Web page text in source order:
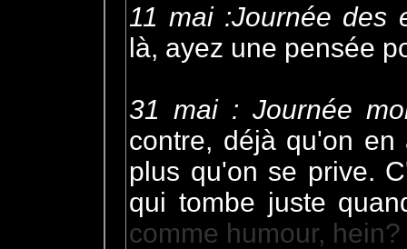
11 mai :Journée des
là, ayez une pensée
31 mai : Journée
contre, déjà qu'on
plus qu'on se prive.
qui tombe juste
comme humour, hein?